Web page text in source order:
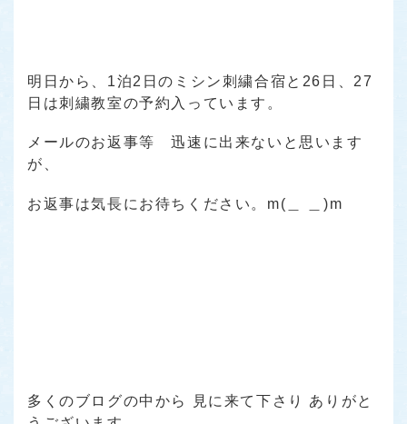
明日から、1泊2日のミシン刺繍合宿と26日、27
日は刺繍教室の予約入っています。
メールのお返事等 迅速に出来ないと思います
が、
お返事は気長にお待ちください。m(＿ ＿)m
多くのブログの中から 見に来て下さり ありがと